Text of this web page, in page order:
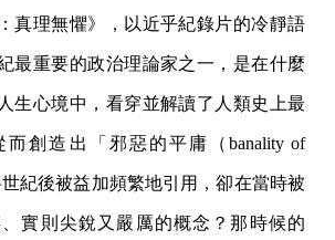
真理無懼》，以近乎紀錄片的冷靜語
最重要的政治理論家之一，是在什麼
生心境中，看穿並解讀了人類史上最
創造出「邪惡的平庸（banality of
紀後被益加頻繁地引用，卻在當時被
實則尖銳又嚴厲的概念？那時候的